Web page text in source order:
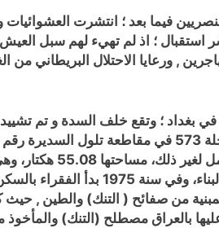
فيما بعد ؛ انتشرت
استقبال ؛ اذ لم تهيء لهم سبل
, ورعايا الاحتلال البريطاني من
بغداد ؛ وتقع خلف السدة و
و معنى التجاوز السكني أن صنف
كانت أرض حي طارق مرمىً للنفايات وأنقاض
من صفائح ( التنك) والطين , حيث
بالعراق مصطلح (التنك) والمأخوذ